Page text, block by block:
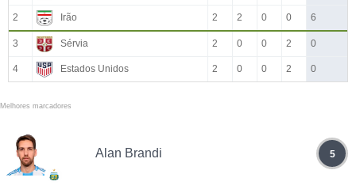
2 Irão 2 2 0 0 6
3 Sérvia 2 0 0 2 0
4 Estados Unidos 2 0 0 2 0
Melhores marcadores
Alan Brandi 5